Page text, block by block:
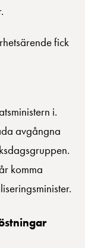
fick
i.
avgångna
komma